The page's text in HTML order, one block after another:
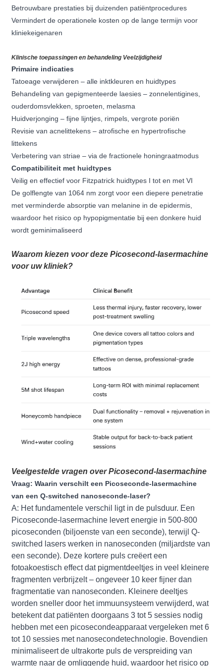
Betrouwbare prestaties bij duizenden patiëntprocedures
Vermindert de operationele kosten op de lange termijn voor
kliniekeigenaren
Klinische toepassingen en behandeling Veelzijdigheid
Primaire indicaties
Tatoeage verwijderen – alle inktkleuren en huidtypes
Behandeling van gepigmenteerde laesies – zonnelentigines,
ouderdomsvlekken, sproeten, melasma
Huidverjonging – fijne lijntjes, rimpels, vergrote poriën
Revisie van acnelittekens – atrofische en hypertrofische
littekens
Verbetering van striae – via de fractionele honingraatmodus
Compatibiliteit met huidtypes
Veilig en effectief voor Fitzpatrick huidtypes I tot en met VI
De golflengte van 1064 nm zorgt voor een diepere penetratie
met verminderde absorptie van melanine in de epidermis,
waardoor het risico op hypopigmentatie bij een donkere huid
wordt geminimaliseerd
Waarom kiezen voor deze Picosecond-lasermachine
voor uw kliniek?
Veelgestelde vragen over Picosecond-lasermachine
Vraag: Waarin verschilt een Picoseconde-lasermachine
van een Q-switched nanoseconde-laser?
A: Het fundamentele verschil ligt in de pulsduur. Een
Picoseconde-lasermachine levert energie in 500-800
picoseconden (biljoenste van een seconde), terwijl Q-
switched lasers werken in nanoseconden (miljardste van
een seconde). Deze kortere puls creëert een
fotoakoestisch effect dat pigmentdeeltjes in veel kleinere
fragmenten verbrijzelt – ongeveer 10 keer fijner dan
fragmentatie van nanoseconden. Kleinere deeltjes
worden sneller door het immuunsysteem verwijderd, wat
betekent dat patiënten doorgaans 3 tot 5 sessies nodig
hebben met een picosecondeapparaat vergeleken met 6
tot 10 sessies met nanosecondetechnologie. Bovendien
minimaliseert de ultrakorte puls de verspreiding van
warmte naar de omliggende huid, waardoor het risico op